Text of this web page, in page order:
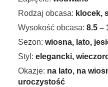
Rodzaj obcasa: klocek,
Wysokość obcasa: 8.5 –
Sezon: wiosna, lato,
Styl: elegancki,
Okazje: na lato, na
uroczystość